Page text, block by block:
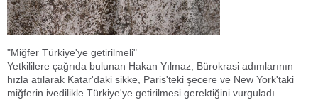
"Miğfer Türkiye'ye getirilmeli"
Yetkililere çağrıda bulunan Hakan Yılmaz, Bürokrasi adımlarının
hızla atılarak Katar'daki sikke, Paris'teki şecere ve New York'taki
miğferin ivedilikle Türkiye'ye getirilmesi gerektiğini vurguladı.